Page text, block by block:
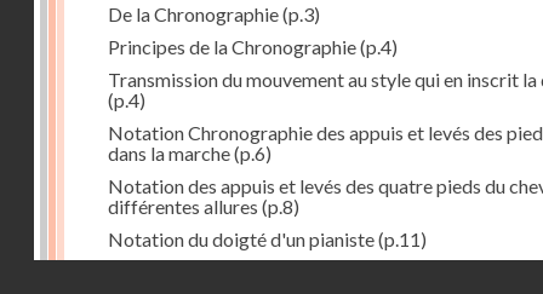
De la Chronographie(p.3)
Principes de la Chronographie(p.4)
Transmission du mouvement au style qui en inscrit la
(p.4)
Notation Chronographie des appuis et levés des
dans la marche(p.6)
Notation des appuis et levés des quatre pieds du
différentes allures (p.8)
Notation du doigté d'un pianiste(p.11)